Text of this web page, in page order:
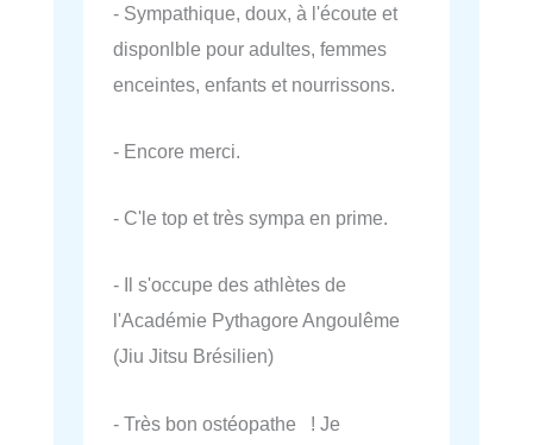
- Sympathique, doux, à l'écoute et
disponlble pour adultes, femmes
enceintes, enfants et nourrissons.
- Encore merci.
- C'le top et très sympa en prime.
- Il s'occupe des athlètes de
l'Académie Pythagore Angoulême
(Jiu Jitsu Brésilien)
- Très bon ostéopathe ! Je